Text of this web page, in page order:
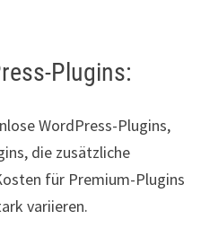
Plugins:
WordPress-Plugins,
die zusätzliche
für Premium-Plugins
variieren.